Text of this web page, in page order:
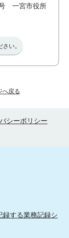
一宮市役所
い。
へ戻る
シーポリシー
録する業務記録シ